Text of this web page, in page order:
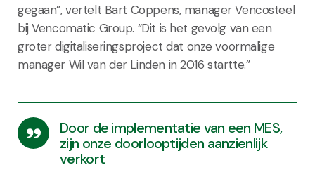
gegaan”, vertelt Bart Coppens, manager Vencosteel
bij Vencomatic Group. “Dit is het gevolg van een
groter digitaliseringsproject dat onze voormalige
manager Wil van der Linden in 2016 startte.”
Door de implementatie van een MES,
zijn onze doorlooptijden aanzienlijk
verkort